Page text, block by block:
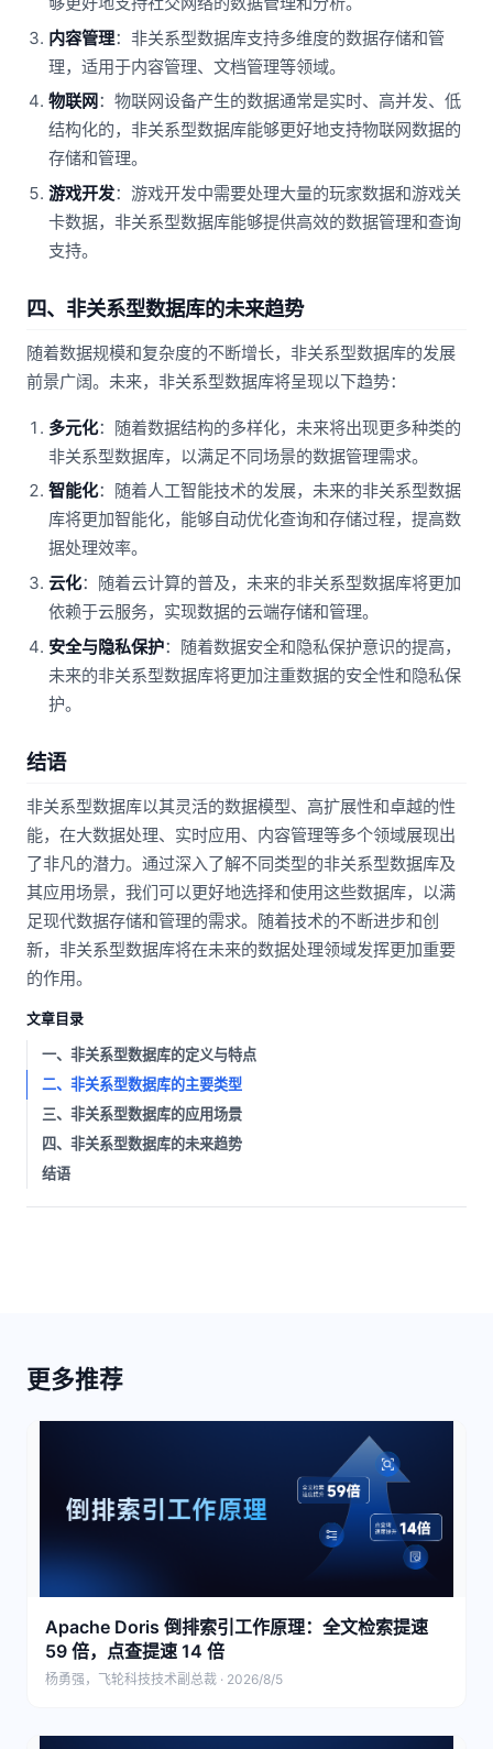
内容管理：非关系型数据库支持多维度的数据存储和管
理，适用于内容管理、文档管理等领域。
物联网 ：物联网设备产生的数据通常是实时、高并发、低
结构化的，非关系型数据库能够更好地支持物联网数据的
存储和管理。
游戏开发：游戏开发中需要处理大量的玩家数据和游戏关
卡数据，非关系型数据库能够提供高效的数据管理和查询
支持。
四、非关系型数据库的未来趋势
随着数据规模和复杂度的不断增长，非关系型数据库的发展
前景广阔。未来，非关系型数据库将呈现以下趋势：
多元化：随着数据结构的多样化，未来将出现更多种类的
非关系型数据库，以满足不同场景的数据管理需求。
智能化：随着人工智能技术的发展，未来的非关系型数据
库将更加智能化，能够自动优化查询和存储过程，提高数
据处理效率。
云化：随着云计算的普及，未来的非关系型数据库将更加
依赖于云服务，实现数据的云端存储和管理。
安全与隐私保护：随着数据安全和隐私保护意识的提高，
未来的非关系型数据库将更加注重数据的安全性和隐私保
护。
结语
非关系型数据库以其灵活的数据模型、高扩展性和卓越的性
能，在大数据处理、实时应用、内容管理等多个领域展现出
了非凡的潜力。通过深入了解不同类型的非关系型数据库及
其应用场景，我们可以更好地选择和使用这些数据库，以满
足现代数据存储和管理的需求。随着技术的不断进步和创
新，非关系型数据库将在未来的数据处理领域发挥更加重要
的作用。
文章目录
一、非关系型数据库的定义与特点
二、非关系型数据库的主要类型
三、非关系型数据库的应用场景
四、非关系型数据库的未来趋势
结语
更多推荐
Apache Doris 倒排索引工作原理：全文检索提速
59 倍，点查提速 14 倍
杨勇强，飞轮科技技术副总裁 · 2026/8/5